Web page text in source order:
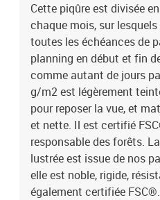
Cette piqûre est divisée
chaque mois, sur
toutes les échéances de
planning en début et fin
comme autant de jours
g/m2 est légèrement
pour reposer la vue, et
et nette. Il est certifié
responsable des forêts.
lustrée est issue de nos
elle est noble, rigide,
également certifiée